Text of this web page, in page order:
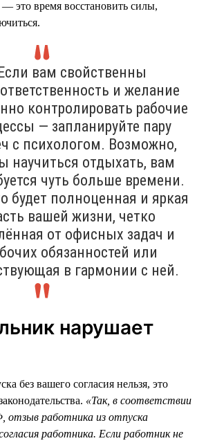
это время восстановить силы,
вам свойственны
и желание
контролировать рабочие
— запланируйте пару
с психологом. Возможно,
научиться отдыхать, вам
чуть больше времени.
будет полноценная и яркая
вашей жизни, четко
от офисных задач и
обязанностей или
в гармонии с ней.
нарушает
без вашего согласия нельзя, это
«Так, в соответствии
работника из отпуска
работника. Если работник не